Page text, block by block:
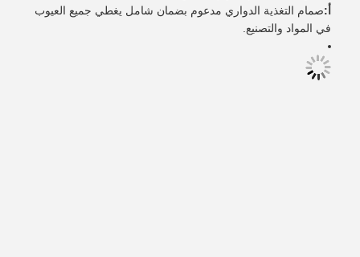
أ:صمام التغذية الدواري مدعوم بضمان شامل يغطي جميع العيوب
في المواد والتصنيع.